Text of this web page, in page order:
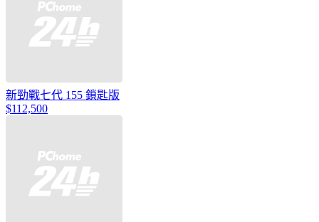
新勁戰七代 155 鎖匙版
$112,500